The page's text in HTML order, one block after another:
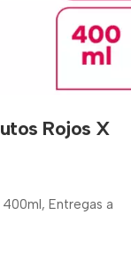
Rojos X
Entregas a